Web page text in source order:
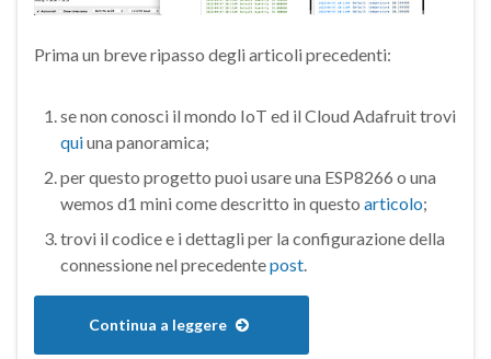
Prima un breve ripasso degli articoli precedenti:
se non conosci il mondo IoT ed il Cloud Adafruit trovi
quiuna panoramica;
per questo progetto puoi usare una ESP8266 o una
wemos d1 mini come descritto in questo articolo;
trovi il codice e i dettagli per la configurazione della
connessione nel precedentepost.
Continua a leggere